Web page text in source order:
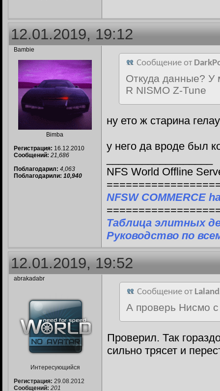
12.01.2019, 19:12
Bambie
Bimba
Регистрация: 16.12.2010
Сообщений: 21,686
Поблагодарил: 4,063
Поблагодарили: 10,940
Сообщение от
Откуда данные? У
R NISMO Z-Tune
ну ето ж старина
у него да вроде был
NFS World Offline
NFSW COMMERCE
Таблица элитных
Руководство по
12.01.2019, 19:52
abrakadabr
Интересующийся
Регистрация: 29.08.2012
Сообщений: 201
Сообщение от
А проверь Нисмо
Проверил. Так
сильно трясет и